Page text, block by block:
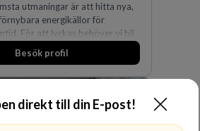
direkt till din E-post!
utmaningar är att hitta nya,
energikällor för
För att lyckas behöver vi bli
som vill göra skillnad.
Besök profil